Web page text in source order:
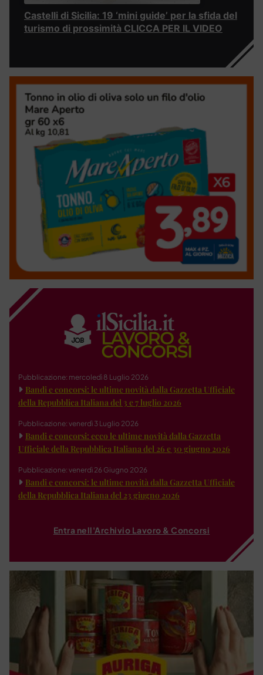
Castelli di Sicilia: 19 ‘mini guide’ per la sfida del
turismo di prossimità CLICCA PER IL VIDEO
Pubblicazione: mercoledì 8 Luglio 2026
Bandi e concorsi: le ultime novità dalla Gazzetta Ufficiale
della Repubblica Italiana del 3 e 7 luglio 2026
Pubblicazione: venerdì 3 Luglio 2026
Bandi e concorsi: ecco le ultime novità dalla Gazzetta
Ufficiale della Repubblica Italiana del 26 e 30 giugno 2026
Pubblicazione: venerdì 26 Giugno 2026
Bandi e concorsi: le ultime novità dalla Gazzetta Ufficiale
della Repubblica Italiana del 23 giugno 2026
Entra nell'Archivio Lavoro & Concorsi